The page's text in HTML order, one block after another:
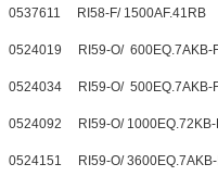
0537611 RI58-F/ 1500AF.41RB
0524019 RI59-O/
0524034 RI59-O/
0524092 RI59-O/
0524151 RI59-O/